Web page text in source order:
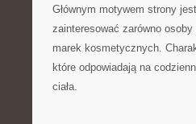
Głównym motywem strony
zainteresować zarówno
marek kosmetycznych.
które odpowiadają na
ciała.